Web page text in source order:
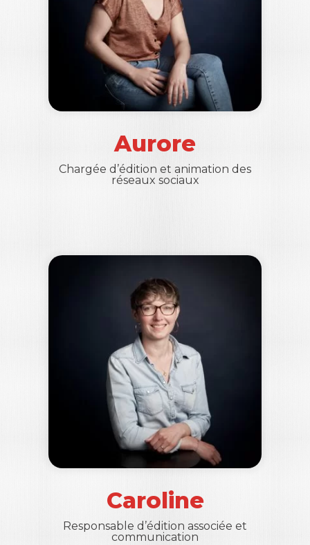
Aurore
Chargée d’édition et animation des
réseaux sociaux
Caroline
Responsable d’édition associée et
communication